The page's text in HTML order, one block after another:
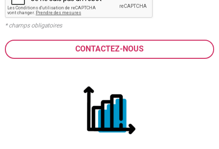
* champs obligatoires